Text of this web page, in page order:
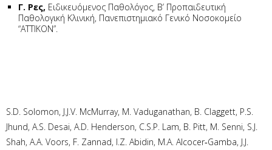
Γ. Ρες, Ειδικευόμενος Παθολόγος, B’ Προπαιδευτική
Παθολογική Κλινική, Πανεπιστημιακό Γενικό Νοσοκομείο
“ΑTTIKON”.
S.D. Solomon, J.J.V. McMurray, M. Vaduganathan, B. Claggett, P.S.
Jhund, A.S. Desai, A.D. Henderson, C.S.P. Lam, B. Pitt, M. Senni, S.J.
Shah, A.A. Voors, F. Zannad, I.Z. Abidin, M.A. Alcocer‑Gamba, J.J.